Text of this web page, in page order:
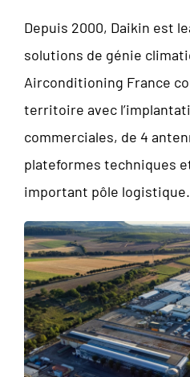
Depuis 2000, Daikin est
solutions de génie
Airconditioning France
territoire avec
commerciales, de 4
plateformes techniques
important pôle logistique.